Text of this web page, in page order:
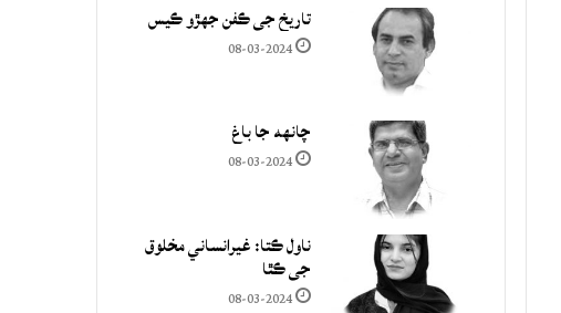
تاريخ جي ڪفن جھڙو ڪيس
08-03-2024
چانهه جا باغ
08-03-2024
ناول ڪتا: غيرانساني مخلوق
جي ڪٿا
08-03-2024